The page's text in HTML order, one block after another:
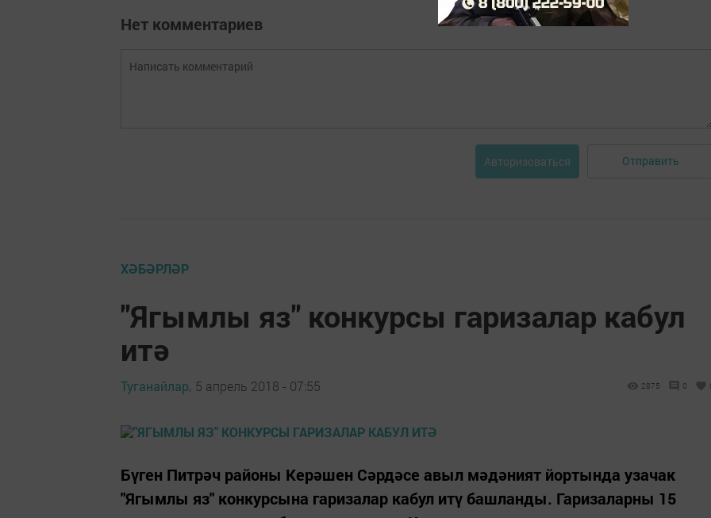
Нет комментариев
Авторизоваться Отправить
ХӘБӘРЛӘР
"Ягымлы яз" конкурсы гаризалар кабул
итә
Туганайлар, 5 апрель 2018 - 07:55 2875 0
Бүген Питрәч районы Керәшен Сәрдәсе авыл мәдәният йортында узачак
"Ягымлы яз" конкурсына гаризалар кабул итү башланды. Гаризаларны 15